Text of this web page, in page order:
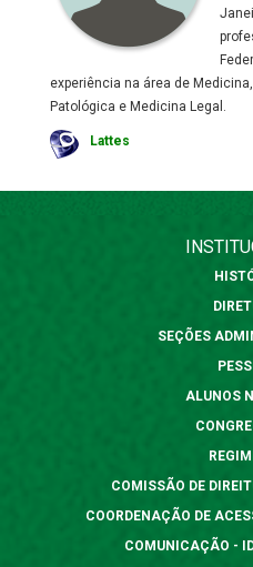
experiência na área de
Patológica e Medicina Legal.
Lattes
SEÇÕES
ALUNOS
COMISSÃO DE
COORDENAÇÃO DE
COMUNICAÇÃO -